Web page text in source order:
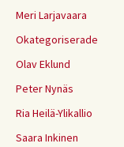
Meri Larjavaara
Okategoriserade
Olav Eklund
Peter Nynäs
Ria Heilä-Ylikallio
Saara Inkinen